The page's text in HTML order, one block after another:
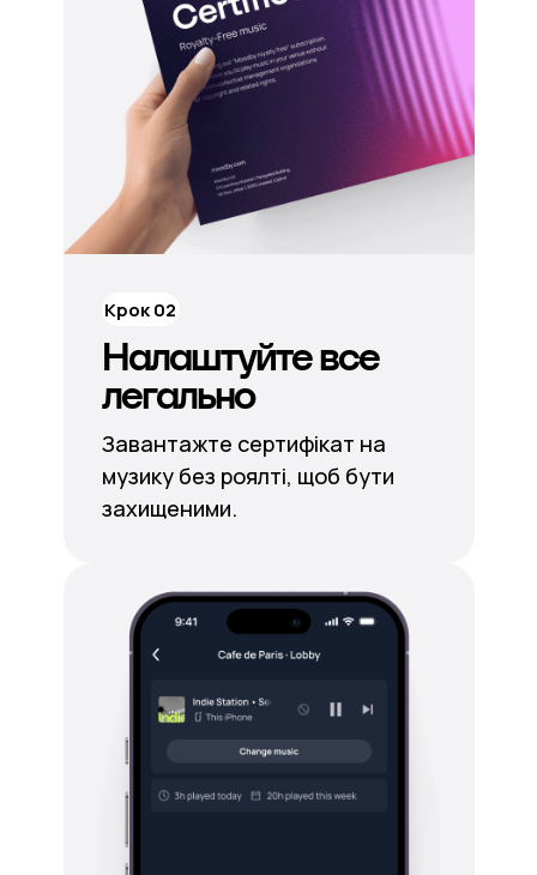
Налаштуйте все
легально
Завантажте сертифікат на
музику без роялті, щоб бути
захищеними.
Крок 02